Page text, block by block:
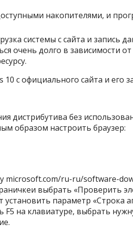
накопителями, и
системы с сайта и запись
очень долго в зависимости
10 с официального сайта и его
дистрибутива без
образом настроить браузер:
microsoft.com/ru-ru/software-
выбрать «Проверить
установить параметр «Строка
F5 на клавиатуре, выбрать